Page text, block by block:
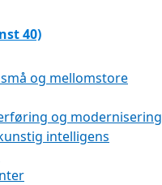
40)
og mellomstore
og modernisering
intelligens